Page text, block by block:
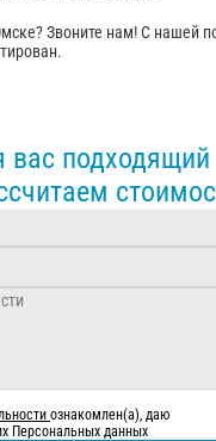
Звоните нам! С нашей
подходящий
ознакомлен(а), даю
Персональных данных